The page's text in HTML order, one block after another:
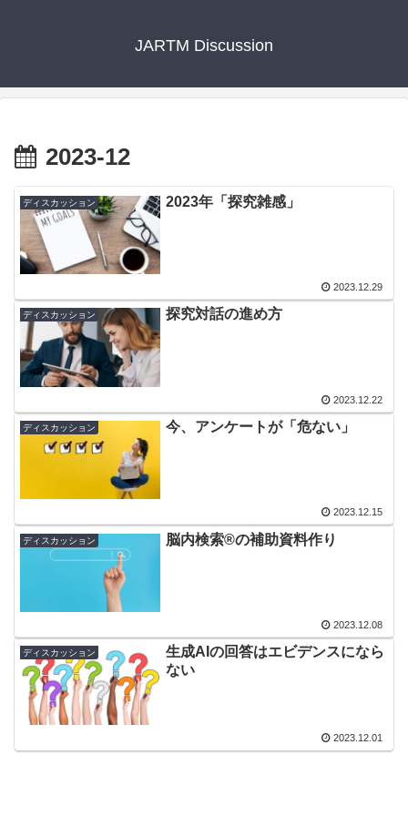
JARTM Discussion
2023-12
ディスカッション 2023年「探究雑感」
2023.12.29
ディスカッション 探究対話の進め方
2023.12.22
ディスカッション 今、アンケートが「危ない」
2023.12.15
ディスカッション 脳内検索®︎の補助資料作り
2023.12.08
ディスカッション
生成AIの回答はエビデンスになら
ない
2023.12.01